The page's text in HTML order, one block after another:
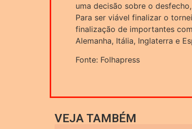
uma decisão sobre o
Para ser viável finalizar o
finalização de importantes
Alemanha, Itália, Inglaterra e
Fonte: Folhapress
VEJA TAMBÉM